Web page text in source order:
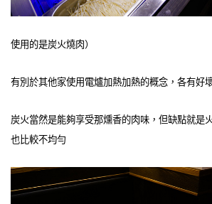
使用的是炭火燒肉）
有別於其他家使用電爐加熱加熱的概念，各有好
炭火當然是能夠享受那燻香的肉味，但缺點就是
也比較不均勻